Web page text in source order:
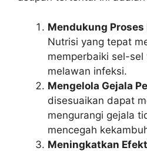
Mendukung Proses
Nutrisi yang tepat
memperbaiki sel-sel
melawan infeksi.
Mengelola Gejala
disesuaikan dapat
mengurangi gejala
mencegah
Meningkatkan